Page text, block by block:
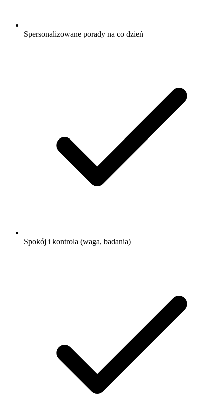
Spersonalizowane porady na co dzień
Spokój i kontrola (waga, badania)